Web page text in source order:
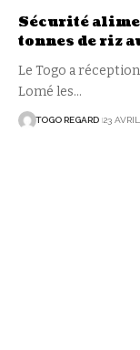
Sécurité
tonnes de riz
Le Togo a
Lomé les…
TOGO REGARD 23